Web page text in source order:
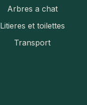
Arbres a chat
Litieres et toilettes
Transport